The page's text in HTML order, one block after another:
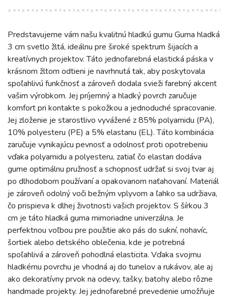
Predstavujeme vám našu kvalitnú hladkú gumu Guma hladká
3 cm svetlo žltá, ideálnu pre široké spektrum šijacích a
kreatívnych projektov. Táto jednofarebná elastická páska v
krásnom žltom odtieni je navrhnutá tak, aby poskytovala
spoľahlivú funkčnosť a zároveň dodala svieži farebný akcent
vašim výrobkom. Jej príjemný a hladký povrch zaručuje
komfort pri kontakte s pokožkou a jednoduché spracovanie.
Jej zloženie je starostlivo vyvážené z 85% polyamidu (PA),
10% polyesteru (PE) a 5% elastanu (EL). Táto kombinácia
zaručuje vynikajúcu pevnosť a odolnosť proti opotrebeniu
vďaka polyamidu a polyesteru, zatiaľ čo elastan dodáva
gume optimálnu pružnosť a schopnosť udržať si svoj tvar aj
po dlhodobom používaní a opakovanom naťahovaní. Materiál
je zároveň odolný voči bežným vplyvom a ľahko sa udržiava,
čo prispieva k dlhej životnosti vašich projektov. S šírkou 3
cm je táto hladká guma mimoriadne univerzálna. Je
perfektnou voľbou pre použitie ako pás do sukní, nohavíc,
šortiek alebo detského oblečenia, kde je potrebná
spoľahlivá a zároveň pohodlná elasticita. Vďaka svojmu
hladkému povrchu je vhodná aj do tunelov a rukávov, ale aj
ako dekoratívny prvok na odevy, tašky, batohy alebo rôzne
handmade projekty. Jej jednofarebné prevedenie umožňuje